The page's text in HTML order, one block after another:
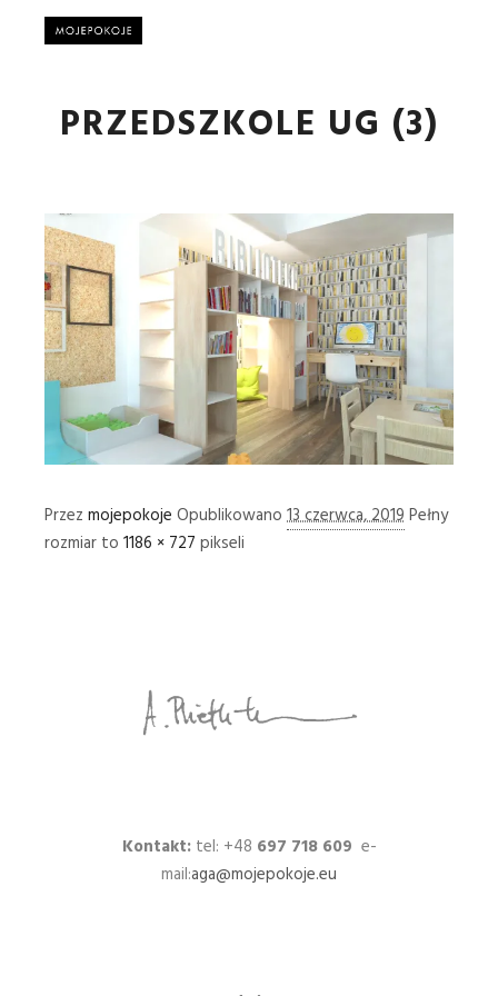
PRZEDSZKOLE UG (3)
Przez mojepokoje Opublikowano 13 czerwca, 2019 Pełny
rozmiar to 1186 × 727 pikseli
Kontakt:tel: +48 697 718 609 e-
mail:aga@mojepokoje.eu